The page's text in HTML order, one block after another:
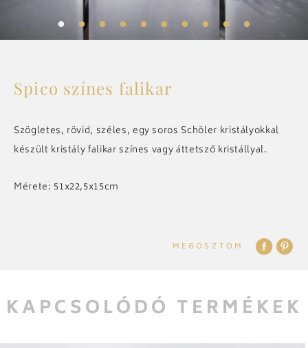
ELŐSZOBA
KIEGÉSZÍTŐK
CSILLÁROK
RÓLUNK
Spico színes falikar
Szögletes, rövid, széles, egy soros Schöler kristályokkal
készült kristály falikar színes vagy áttetsző kristállyal.
Mérete: 51x22,5x15cm
MEGOSZTOM
KAPCSOLÓDÓ TERMÉKEK